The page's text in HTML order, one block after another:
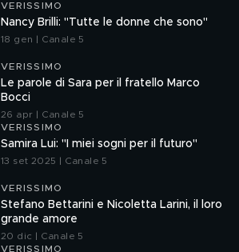
VERISSIMO
Nancy Brilli: "Tutte le donne che sono"
18 gen | Canale 5
VERISSIMO
Le parole di Sara per il fratello Marco
Bocci
26 apr | Canale 5
VERISSIMO
Samira Lui: "I miei sogni per il futuro"
13 set 2025 | Canale 5
VERISSIMO
Stefano Bettarini e Nicoletta Larini, il loro
grande amore
20 dic | Canale 5
VERISSIMO